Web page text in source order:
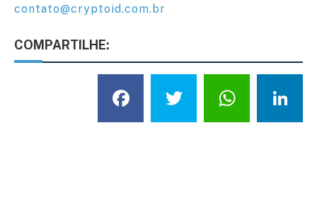
contato@cryptoid.com.br
COMPARTILHE:
Facebook
Twitter